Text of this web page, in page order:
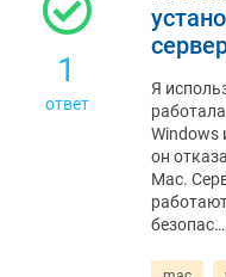
1
ответ
Я
Windows
он
Mac.
безопас…